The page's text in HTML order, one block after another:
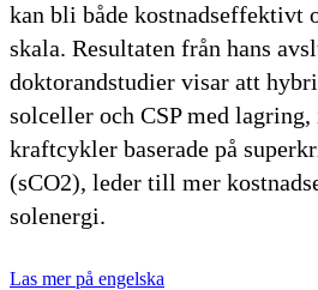
kan bli både kostnadseffektivt
skala. Resultaten från hans
doktorandstudier visar att
solceller och CSP med lagring,
kraftcykler baserade på
(sCO2), leder till mer
solenergi.
Las mer på engelska